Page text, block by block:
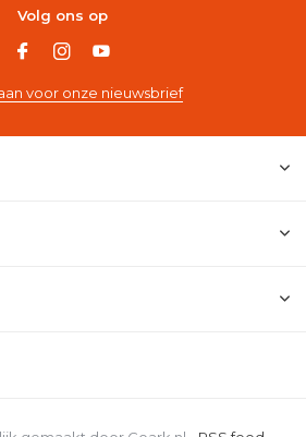
Volg ons op
voor onze nieuwsbrief